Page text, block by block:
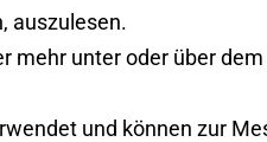
auszulesen.
mehr unter oder über
und können zur